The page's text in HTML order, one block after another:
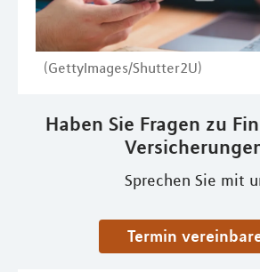
(GettyImages/Shutter2U)
Haben Sie Fragen zu
Sprechen Sie mit
Termin